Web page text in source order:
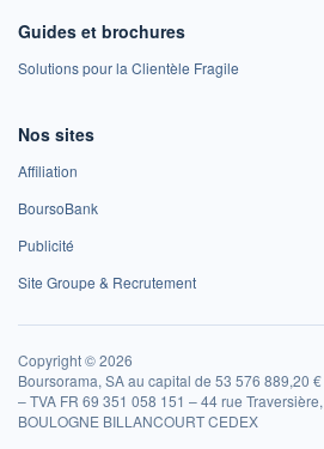
Guides et brochures
Solutions pour la Clientèle Fragile
Nos sites
Affiliation
BoursoBank
Publicité
Site Groupe & Recrutement
Copyright © 2026
Boursorama, SA au capital de 53 576 889,20
– TVA FR 69 351 058 151 – 44 rue
BOULOGNE BILLANCOURT CEDEX